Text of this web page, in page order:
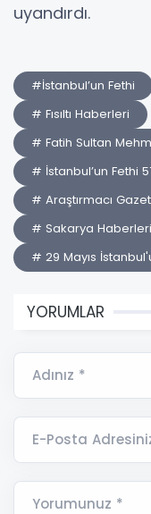
uyandırdı.
#İstanbul’un Fethi
# Fısıltı Haberleri
# Fatih Sultan
# İstanbul’un Fethi
# Araştırmacı
# Sakarya Haberleri
# 29 Mayıs
YORUMLAR
Adınız *
E-Posta
Yorumunuz *